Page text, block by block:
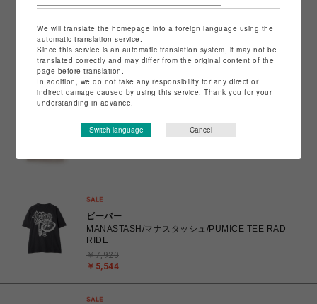
サマンサベガ
サクラチャーム【ピンク】
￥4,950
新色ロゴテープキャンバスハンドバッグ（小）【ピン
ク】
ビーバー
MANASTASH/マナスタッシュ/PUMICE TEE RAD
RIDE
￥5,544
￥7,920
We will translate the homepage into a foreign language using the
automatic translation service.
Since this service is an automatic translation system, it may not be
translated correctly and may differ from the original content of the
page before translation.
In addition, we do not take any responsibility for any direct or
indirect damage caused by using this service. Thank you for your
understanding in advance.
Switch language Cancel